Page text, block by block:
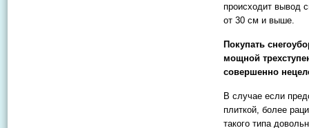
происходит вывод
от 30 см и выше.
Покупать
мощной
совершенно
В случае если
плиткой, более
такого типа